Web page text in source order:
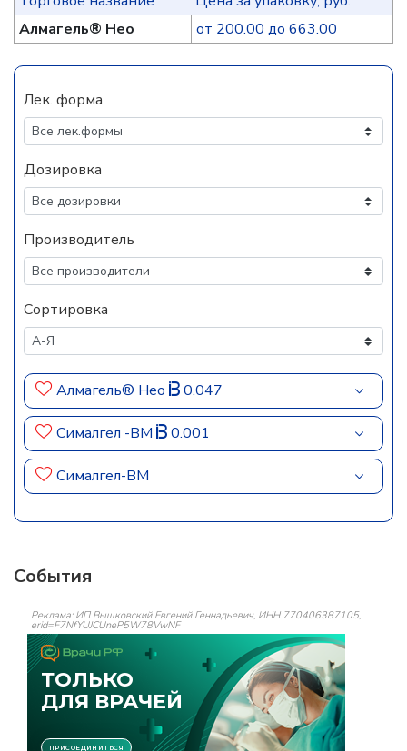
Алмагель® Нео
от 200.00 до 663.00
Лек. форма
Дозировка
Производитель
Сортировка
Алмагель® Нео 0.047
Сималгел -ВМ 0.001
Сималгел-ВМ
События
Реклама: ИП Вышковский Евгений Геннадьевич, ИНН 770406387105,
erid=F7NfYUJCUneP5W78VwNF